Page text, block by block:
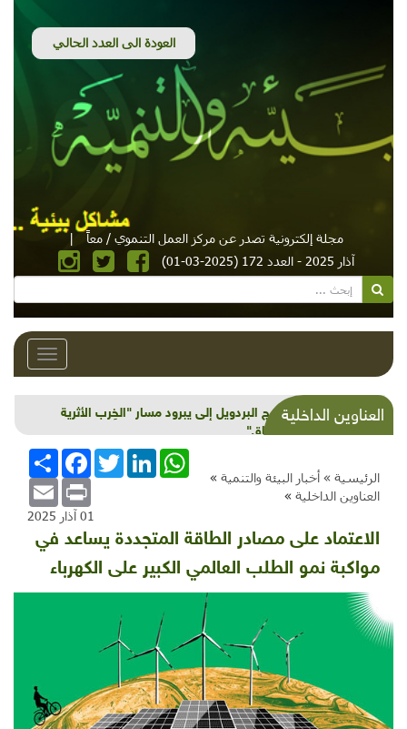
مجلة إلكترونية تصدر عن مركز العمل التنموي / معاً
|
آذار 2025 - العدد 172 (2025-03-01)
Toggle
العناوين الداخليةمن برج البردويل إلى يبرود مسار "الخِرب الأثرية
والسماق"
الرئيسية » أخبار البيئة والتنمية »
العناوين الداخلية »
انشر
FacebookTwitterLinkedInWhatsApp
Email Print
01 آذار 2025
الاعتماد على مصادر الطاقة المتجددة يساعد في
مواكبة نمو الطلب العالمي الكبير على الكهرباء